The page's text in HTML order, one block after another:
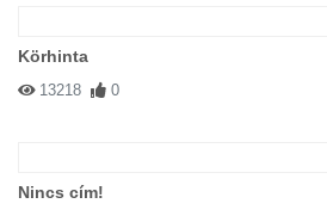
Körhinta
13218 0
Nincs cím!